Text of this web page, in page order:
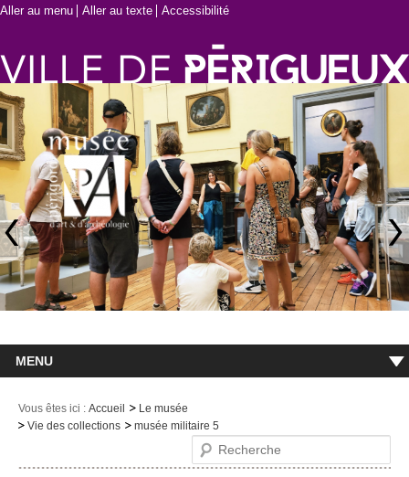
Aller au menu Aller au texte Accessibilité
MENU
Le musée
Visites et activités
Vous êtes ici : Accueil
Le musée
Vie des collections
musée militaire 5
Recherche